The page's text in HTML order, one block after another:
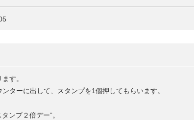
す。
出して、スタンプを1個押してもらいます。
プ２倍デー”。